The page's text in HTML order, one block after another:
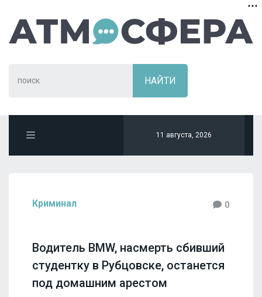
11 августа, 2026
Криминал 0
Водитель BMW, насмерть сбивший
студентку в Рубцовске, останется
под домашним арестом